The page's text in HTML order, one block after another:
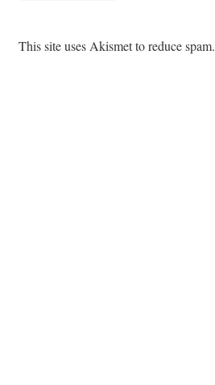
This site uses Akismet to reduce spam.